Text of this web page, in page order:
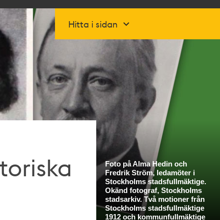
Hitta i sidan